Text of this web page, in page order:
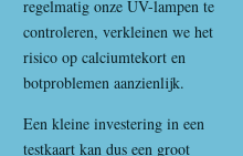
regelmatig onze UV-lampen te
controleren, verkleinen we het
risico op calciumtekort en
botproblemen aanzienlijk.
Een kleine investering in een
testkaart kan dus een groot